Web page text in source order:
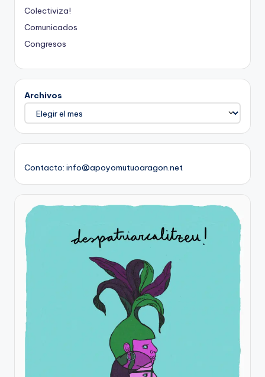
Colectiviza!
Comunicados
Congresos
Archivos
Contacto: info@apoyomutuoaragon.net